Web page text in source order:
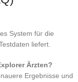
System für die
liefert.
Ärzten?
Ergebnisse und